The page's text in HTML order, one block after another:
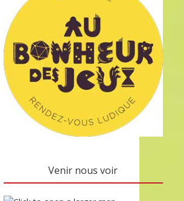
Venir nous voir